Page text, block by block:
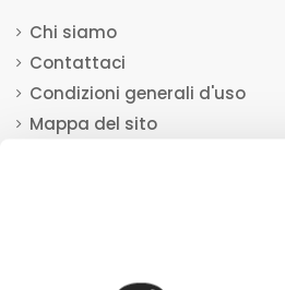
Chi siamo
Contattaci
Condizioni generali d'uso
Mappa del sito
© 2013-2023 Ecofarma.